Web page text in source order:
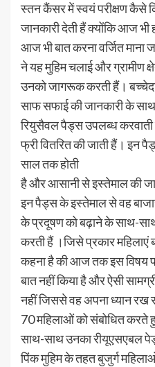
स्तन कैंसर में स्वयं परीक्षण कैसे
जानकारी देती हैं क्योंकि आज भी
आज भी बात करना वर्जित माना
ने यह मुहिम चलाई और ग्रामीण
उनको जागरूक करती हैं।
साफ सफाई की जानकारी के
रियुसैवल पैड्स उपलब्ध करवाती
फ्री वितरित की जाती हैं। इन
साल तक होती
है और आसानी से इस्तेमाल की
इन पैड्स के इस्तेमाल से वह
के प्रदूषण को बढ़ाने के साथ-
करती हैं ।जिसे प्रकार
कहना है की आज तक इस विषय
बात नहीं किया है और ऐसी
नहीं जिससे वह अपना ध्यान
70 महिलाओं को संबोधित करते
साथ-साथ उनका रीयूएसएबल
पिंक मुहिम के तहत बुजुर्ग